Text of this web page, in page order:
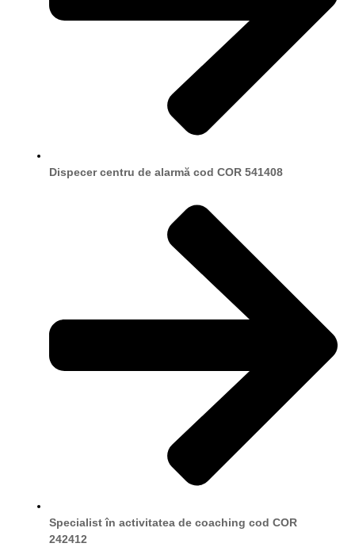
Dispecer centru de alarmă cod COR 541408
Specialist în activitatea de coaching cod COR
242412